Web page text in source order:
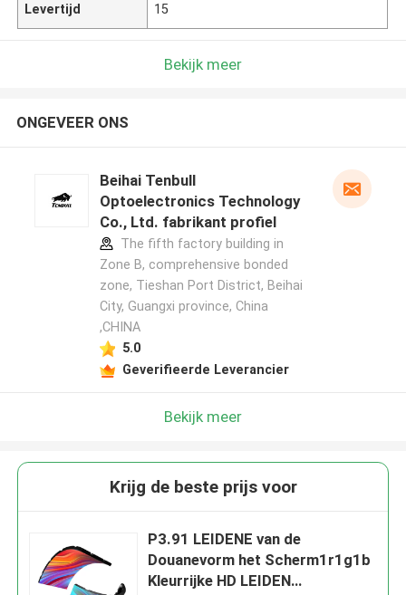
Levertijd 15
Bekijk meer
ONGEVEER ONS
Beihai Tenbull
Optoelectronics Technology
Co., Ltd. fabrikant profiel
The fifth factory building in
Zone B, comprehensive bonded
zone, Tieshan Port District, Beihai
City, Guangxi province, China
,CHINA
5.0
Geverifieerde Leverancier
Bekijk meer
Krijg de beste prijs voor
P3.91 LEIDENE van de
Douanevorm het Scherm1r1g1b
Kleurrijke HD LEIDEN